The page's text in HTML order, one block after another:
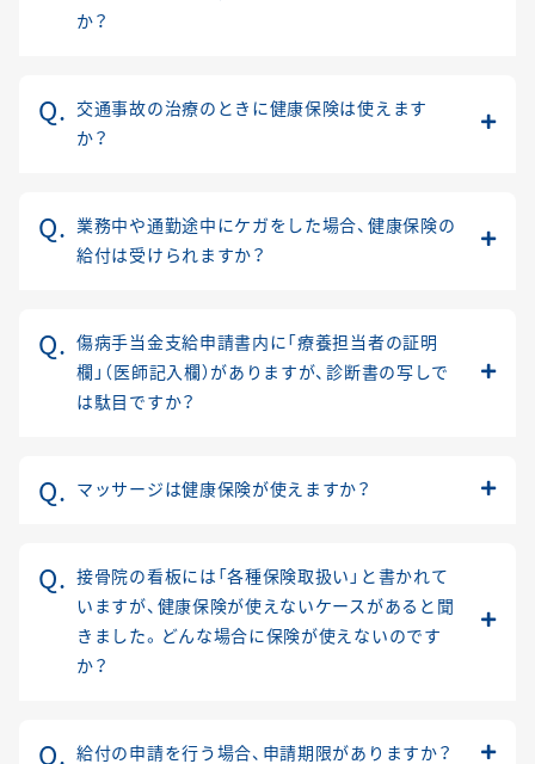
か？
交通事故の治療のときに健康保険は使えます
か？
業務中や通勤途中にケガをした場合、健康保険の
給付は受けられますか？
傷病手当金支給申請書内に「療養担当者の証明
欄」（医師記入欄）がありますが、診断書の写しで
は駄目ですか？
マッサージは健康保険が使えますか？
接骨院の看板には「各種保険取扱い」と書かれて
いますが、健康保険が使えないケースがあると聞
きました。どんな場合に保険が使えないのです
か？
給付の申請を行う場合、申請期限がありますか？